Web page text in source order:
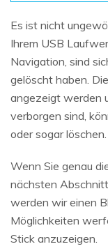
Weitere
Repairit -
Es ist nicht
Ihrem USB
Navigation, sind
gelöscht haben.
angezeigt werden
verborgen sind,
oder sogar löschen.
Wenn Sie genau
nächsten
werden wir einen
Möglichkeiten
Stick anzuzeigen.